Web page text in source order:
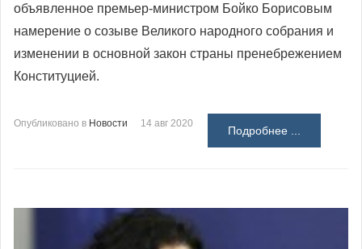
объявленное премьер-министром Бойко Борисовым
намерение о созыве Великого народного собрания и
изменении в основной закон страны пренебрежением
Конституцией.
Опубликовано в Новости 14 авг 2020
Подробнее ...